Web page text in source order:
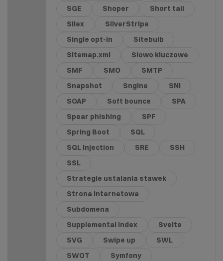
SGE
Shoper
Short tail
Silex
SilverStripe
Single opt-in
Sitebulb
Sitemap.xml
Słowo kluczowe
SMF
SMO
SMTP
Snapshot
Sngine
SNI
SOAP
Soft bounce
SPA
Spear phishing
SPF
Spring Boot
SQL
SQL Injection
SRE
SSH
SSL
Strategie ustalania stawek
Strona internetowa
Subdomena
Supplemental index
Svelte
SVG
Swipe up
SWL
SWOT
Symfony